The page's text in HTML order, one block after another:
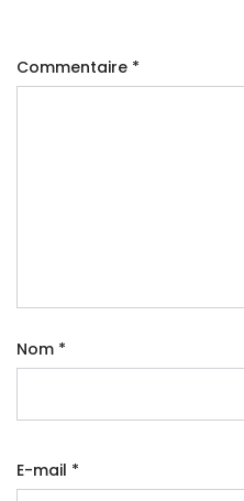
Commentaire *
Nom *
E-mail *